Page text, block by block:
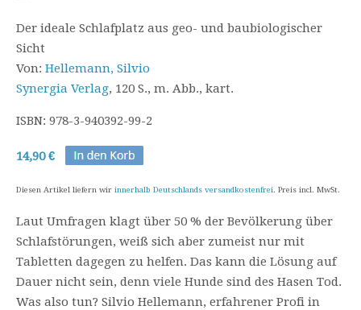
Der ideale Schlafplatz aus geo- und baubiologischer
Sicht
Von: Hellemann, Silvio
Synergia Verlag, 120 S., m. Abb., kart.
ISBN: 978-3-940392-99-2
14,90 €
Diesen Artikel liefern wir innerhalb Deutschlands versandkostenfrei. Preis incl. MwSt.
Laut Umfragen klagt über 50 % der Bevölkerung über
Schlafstörungen, weiß sich aber zumeist nur mit
Tabletten dagegen zu helfen. Das kann die Lösung auf
Dauer nicht sein, denn viele Hunde sind des Hasen Tod.
Was also tun? Silvio Hellemann, erfahrener Profi in